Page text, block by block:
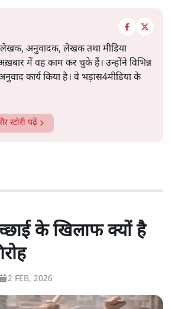
अनुवादक, लेखक तथा मीडिया
में वह काम कर चुके हैं। उन्होंने विभिन्न
कार्य किया है। वे भड़ास4मीडिया के
स्टोरी पढ़ें
के खिलाफ क्यों है
2 FEB, 2026